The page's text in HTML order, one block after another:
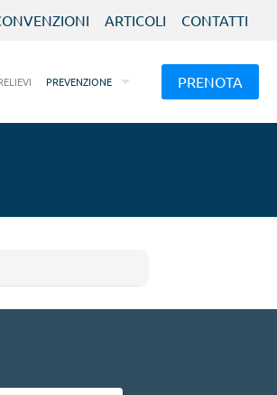
ARTICOLI CONTATTI
PREVENZIONE PRENOTA